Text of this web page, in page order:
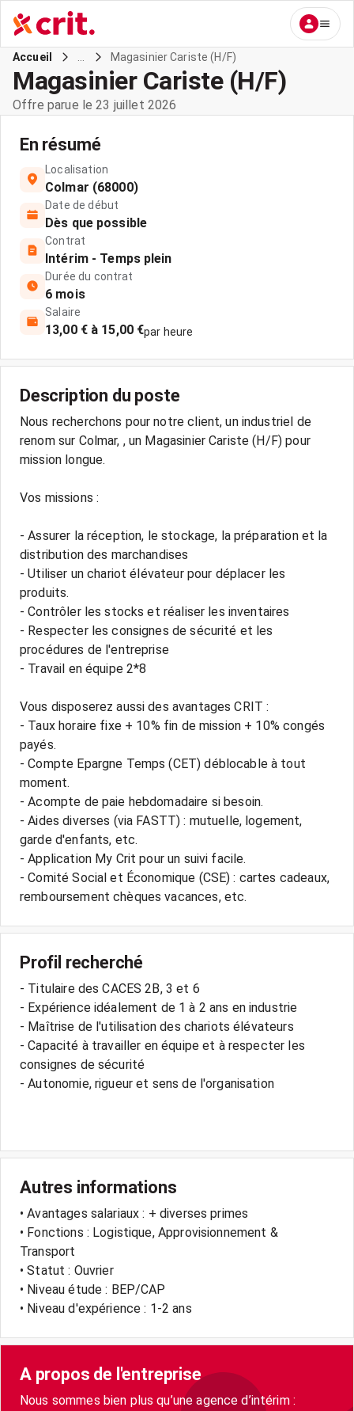
Accueil Magasinier Cariste (H/F)
Magasinier Cariste (H/F)
Offre parue le 23 juillet 2026
En résumé
Localisation
Colmar (68000)
Date de début
Dès que possible
Contrat
Intérim - Temps plein
Durée du contrat
6 mois
Salaire
13,00 € à 15,00 €par heure
Description du poste
Nous recherchons pour notre client, un industriel de
renom sur Colmar, , un Magasinier Cariste (H/F) pour
mission longue.
Vos missions :
- Assurer la réception, le stockage, la préparation et la
distribution des marchandises
- Utiliser un chariot élévateur pour déplacer les
produits.
- Contrôler les stocks et réaliser les inventaires
- Respecter les consignes de sécurité et les
procédures de l'entreprise
- Travail en équipe 2*8
Vous disposerez aussi des avantages CRIT :
- Taux horaire fixe + 10% fin de mission + 10% congés
payés.
- Compte Epargne Temps (CET) déblocable à tout
moment.
- Acompte de paie hebdomadaire si besoin.
- Aides diverses (via FASTT) : mutuelle, logement,
garde d'enfants, etc.
- Application My Crit pour un suivi facile.
- Comité Social et Économique (CSE) : cartes cadeaux,
Profil recherché
- Titulaire des CACES 2B, 3 et 6
- Expérience idéalement de 1 à 2 ans en industrie
- Maîtrise de l'utilisation des chariots élévateurs
- Capacité à travailler en équipe et à respecter les
consignes de sécurité
- Autonomie, rigueur et sens de l'organisation
Autres informations
• Avantages salariaux : + diverses primes
• Fonctions : Logistique, Approvisionnement &
Transport
• Statut : Ouvrier
• Niveau étude : BEP/CAP
• Niveau d'expérience : 1-2 ans
A propos de l'entreprise
Nous sommes bien plus qu’une agence d’intérim :